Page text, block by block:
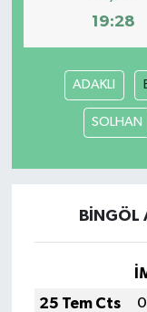
19:28
ADAKLI
SOLHAN
BİNGÖL
25 Tem Cts